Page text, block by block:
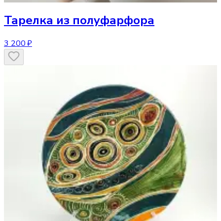
Тарелка из полуфарфора
3 200 ₽